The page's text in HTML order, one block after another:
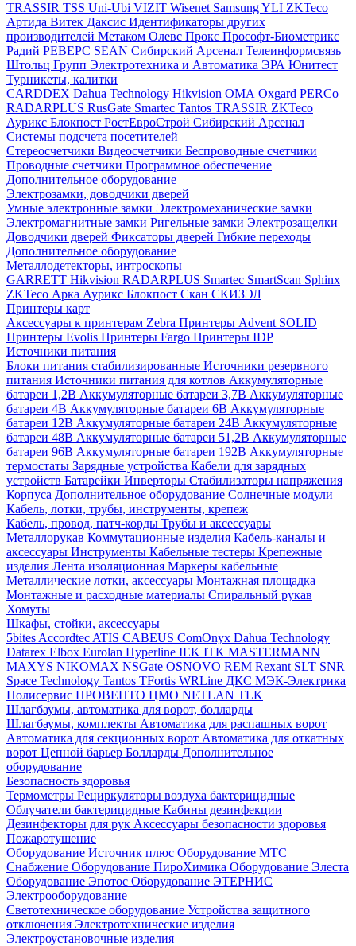
TRASSIR TSS Uni-Ubi VIZIT Wisenet SamsungYLI ZKTeco
Артида Витек Даксис Идентификаторы других
производителей Метаком Олевс Прокс Прософт-Биометрикс
Радий РЕВЕРС SEAN Сибирский Арсенал Телеинформсвязь
Штольц Групп Электротехника и Автоматика ЭРА Юнитест
Турникеты, калитки
CARDDEX Dahua Technology Hikvision ОМА Oxgard PERCo
RADARPLUS RusGate Smartec Tantos TRASSIR ZKTeco
Аурикс Блокпост РостЕвроСтрой Сибирский Арсенал
Системы подсчета посетителей
Стереосчетчики Видеосчетчики Беспроводные счетчики
Проводные счетчики Программное обеспечение
Дополнительное оборудование
Электрозамки, доводчики дверей
Умные электронные замки Электромеханические замки
Электромагнитные замки Ригельные замки Электрозащелки
Доводчики дверей Фиксаторы дверей Гибкие переходы
Дополнительное оборудование
Металлодетекторы, интроскопы
GARRETT Hikvision RADARPLUS Smartec SmartScan Sphinx
ZKTeco Арка Аурикс Блокпост Скан СКИЗЭЛ
Принтеры карт
Аксессуары к принтерам Zebra Принтеры Advent SOLID
Принтеры Evolis Принтеры Fargo Принтеры IDP
Источники питания
Блоки питания стабилизированные Источники резервного
питания Источники питания для котлов Аккумуляторные
батареи 1,2В Аккумуляторные батареи 3,7В Аккумуляторные
батареи 4В Аккумуляторные батареи 6В Аккумуляторные
батареи 12В Аккумуляторные батареи 24В Аккумуляторные
батареи 48В Аккумуляторные батареи 51,2В Аккумуляторные
батареи 96В Аккумуляторные батареи 192В Аккумуляторные
термостаты Зарядные устройства Кабели для зарядных
устройств Батарейки Инверторы Стабилизаторы напряжения
Корпуса Дополнительное оборудование Солнечные модули
Кабель, лотки, трубы, инструменты, крепеж
Кабель, провод, патч-корды Трубы и аксессуары
Металлорукав Коммутационные изделия Кабель-каналы и
аксессуары Инструменты Кабельные тестеры Крепежные
изделия Лента изоляционная Маркеры кабельные
Металлические лотки, аксессуары Монтажная площадка
Монтажные и расходные материалы Спиральный рукав
Хомуты
Шкафы, стойки, аксессуары
5bites Accordtec ATIS CABEUS ComOnyx Dahua Technology
Datarex Elbox Eurolan Hyperline IEK ITK MASTERMANN
MAXYS NIKOMAX NSGate OSNOVO REM Rexant SLT SNR
Space Technology Tantos TFortis WRLine ДКС МЭК-Электрика
Полисервис ПРОВЕНТО ЦМО NETLAN TLK
Шлагбаумы, автоматика для ворот, болларды
Шлагбаумы, комплекты Автоматика для распашных ворот
Автоматика для секционных ворот Автоматика для откатных
ворот Цепной барьер Болларды Дополнительное
оборудование
Безопасность здоровья
Термометры Рециркуляторы воздуха бактерицидные
Облучатели бактерицидные Кабины дезинфекции
Дезинфекторы для рук Аксессуары безопасности здоровья
Пожаротушение
Оборудование Источник плюс Оборудование МТС
Снабжение Оборудование ПироХимика Оборудование Элеста
Оборудование Эпотос Оборудование ЭТЕРНИС
Электрооборудование
Светотехническое оборудование Устройства защитного
отключения Электротехнические изделия
Электроустановочные изделия